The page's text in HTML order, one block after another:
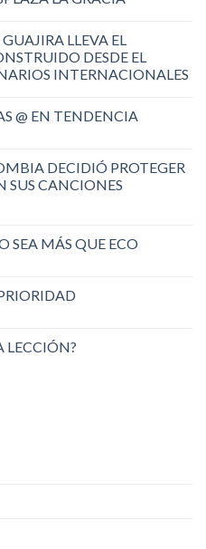
LLEVA EL
DESDE EL
INTERNACIONALES
@ EN TENDENCIA
DECIDIÓ PROTEGER
SUS CANCIONES
SEA MÁS QUE ECO
LECCIÓN?